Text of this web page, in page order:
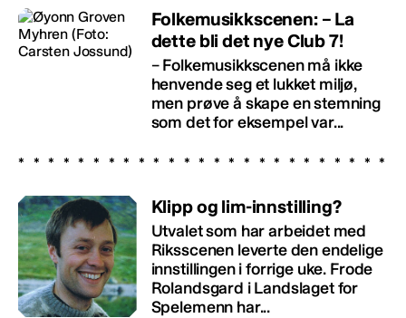
Folkemusikkscenen: – La
dette bli det nye Club 7!
– Folkemusikkscenen må ikke
henvende seg et lukket miljø,
men prøve å skape en stemning
som det for eksempel var...
Klipp og lim-innstilling?
Utvalet som har arbeidet med
Riksscenen leverte den endelige
innstillingen i forrige uke. Frode
Rolandsgard i Landslaget for
Spelemenn har...